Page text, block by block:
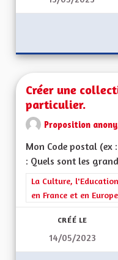
Créer une
particulier.
Proposition
Mon Code postal
: Quels sont les
Filtrer les résultats de
La Culture,
en France et en Europe
CRÉÉ LE
14/05/2023